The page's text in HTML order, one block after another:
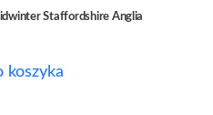
Staffordshire Anglia
koszyka